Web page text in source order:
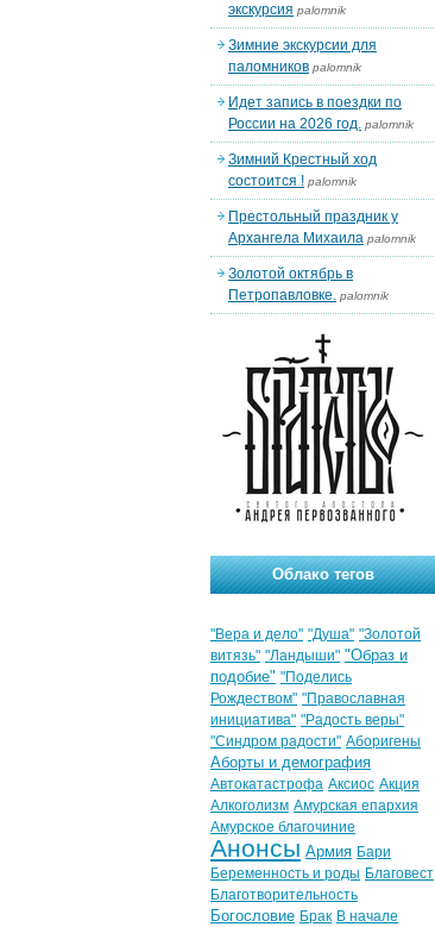
экскурсия palomnik
Зимние экскурсии для
паломников palomnik
Идет запись в поездки по
России на 2026 год. palomnik
Зимний Крестный ход
состоится ! palomnik
Престольный праздник у
Архангела Михаила palomnik
Золотой октябрь в
Петропавловке. palomnik
Облако тегов
"Вера и дело" "Душа" "Золотой
витязь" "Ландыши" "Образ и
подобие" "Поделись
Рождеством" "Православная
инициатива" "Радость веры"
"Синдром радости" Аборигены
Аборты и демография
Автокатастрофа Аксиос Акция
Алкоголизм Амурская епархия
Амурское благочиние
Анонсы Армия Бари
Беременность и роды Благовест
Благотворительность
Богословие Брак В начале